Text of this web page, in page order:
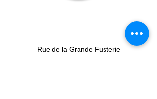
Rue de la Grande Fusterie